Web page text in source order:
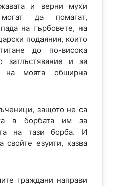
и верни мухи
да помагат,
на гърбовете, на
подаяния, които
до по-висока
затлъстявание и за
на моята обширна
защото не са
в борбата им за
на тази борба. И
езуити, казва
граждани направи